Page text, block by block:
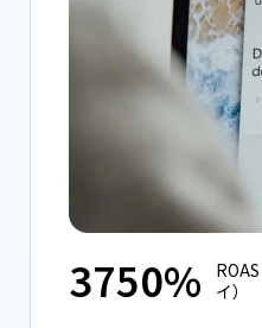
3750%
イ）